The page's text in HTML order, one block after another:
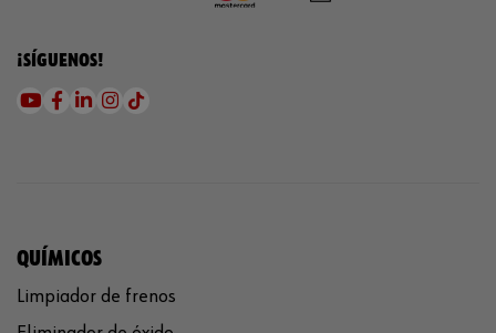
¡SÍGUENOS!
QUÍMICOS
Limpiador de frenos